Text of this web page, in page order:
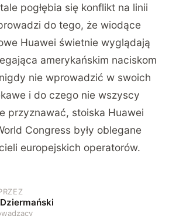
pogłębia się konflikt na linii
do tego, że wiodące
Huawei świetnie wyglądają
amerykańskim naciskom
nie wprowadzić w swoich
i do czego nie wszyscy
przyznawać, stoiska Huawei
Congress były oblegane
europejskich operatorów.